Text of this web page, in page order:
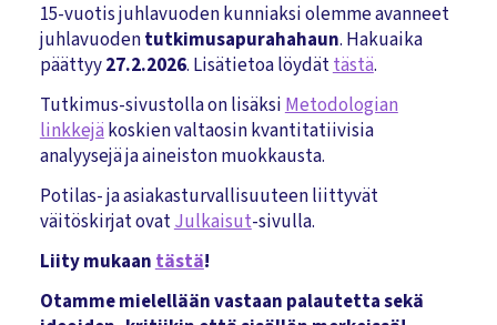
15-vuotis juhlavuoden kunniaksi olemme avanneet
juhlavuodentutkimusapurahahaun. Hakuaika
päättyy27.2.2026. Lisätietoa löydättästä.
Tutkimus-sivustolla on lisäksiMetodologian
linkkejäkoskien valtaosin kvantitatiivisia
analyysejä ja aineiston muokkausta.
Potilas- ja asiakasturvallisuuteen liittyvät
väitöskirjat ovatJulkaisut-sivulla.
Liity mukaan tästä!
Otamme mielellään vastaan palautetta sekä